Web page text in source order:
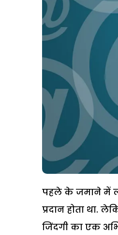
पहले के जमाने में
प्रदान होता था.
जिंदगी का एक